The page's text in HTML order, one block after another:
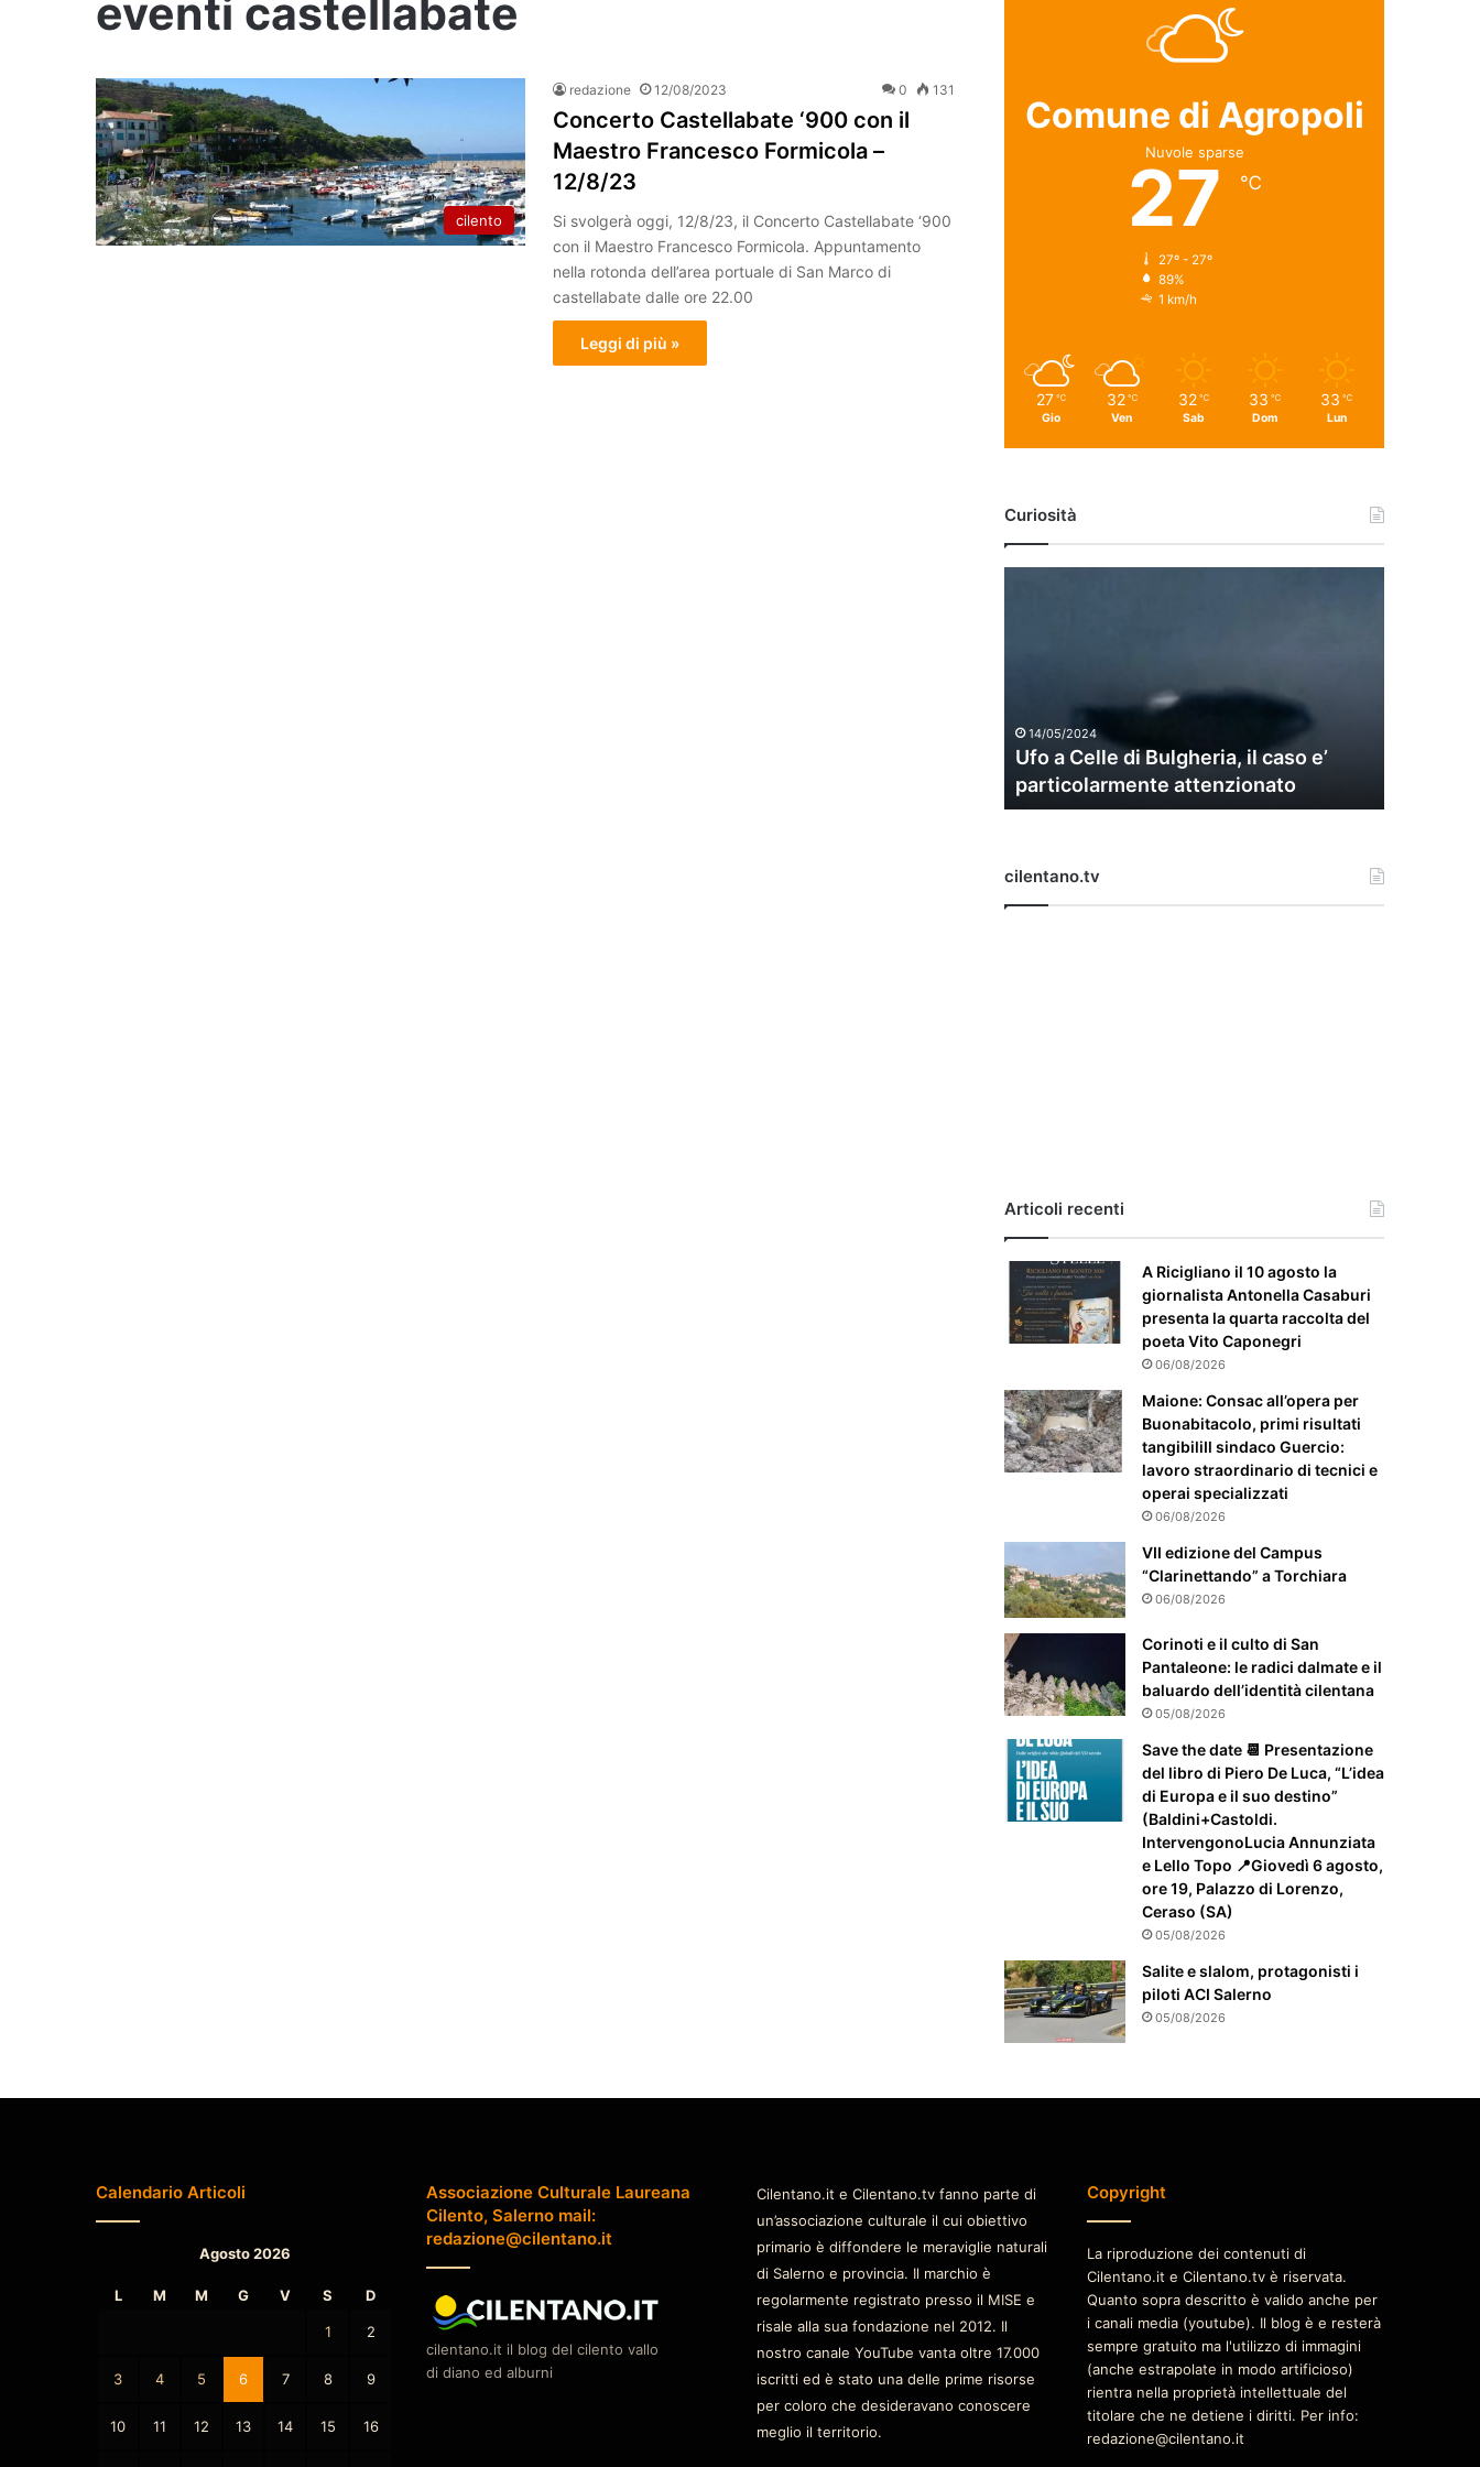
eventi castellabate
cilento
redazione 12/08/2023 0 131
Concerto Castellabate ‘900 con il
Maestro Francesco Formicola –
12/8/23
Si svolgerà oggi, 12/8/23, il Concerto Castellabate ‘900
con il Maestro Francesco Formicola. Appuntamento
nella rotonda dell’area portuale di San Marco di
castellabate dalle ore 22.00
Leggi di più »
Comune di Agropoli
Nuvole sparse
27 ℃
27º - 27º
89%
1 km/h
27 ℃
Gio
32 ℃
Ven
32 ℃
Sab
33 ℃
Dom
33 ℃
Lun
Curiosità
i
l
g
e
t
o
l
a
r
e
a
t
t
e
n
z
t
14/05/2024
Ufo a Celle di Bulgheria, il caso e’
particolarmente attenzionato
cilentano.tv
Articoli recenti
A Ricigliano il 10 agosto la
giornalista Antonella Casaburi
presenta la quarta raccolta del
poeta Vito Caponegri
06/08/2026
Maione: Consac all’opera per
Buonabitacolo, primi risultati
tangibiliIl sindaco Guercio:
lavoro straordinario di tecnici e
operai specializzati
06/08/2026
VII edizione del Campus
“Clarinettando” a Torchiara
06/08/2026
Corinoti e il culto di San
Pantaleone: le radici dalmate e il
baluardo dell’identità cilentana
05/08/2026
Save the date 📆 Presentazione
del libro di Piero De Luca, “L’idea
di Europa e il suo destino”
(Baldini+Castoldi.
IntervengonoLucia Annunziata
e Lello Topo 📍Giovedì 6 agosto,
ore 19, Palazzo di Lorenzo,
Ceraso (SA)
05/08/2026
Salite e slalom, protagonisti i
piloti ACI Salerno
05/08/2026
Calendario Articoli
Agosto 2026
L M M G V S D
1 2
3 4 5 6 7 8 9
10 11 12 13 14 15 16
Associazione Culturale Laureana
Cilento, Salerno mail:
redazione@cilentano.it
cilentano.it il blog del cilento vallo
di diano ed alburni
Cilentano.it e Cilentano.tv fanno parte di
un’associazione culturale il cui obiettivo
primario è diffondere le meraviglie naturali
di Salerno e provincia. Il marchio è
regolarmente registrato presso il MISE e
risale alla sua fondazione nel 2012. Il
nostro canale YouTube vanta oltre 17.000
iscritti ed è stato una delle prime risorse
per coloro che desideravano conoscere
meglio il territorio.
Copyright
La riproduzione dei contenuti di
Cilentano.it e Cilentano.tv è riservata.
Quanto sopra descritto è valido anche per
i canali media (youtube). Il blog è e resterà
sempre gratuito ma l'utilizzo di immagini
(anche estrapolate in modo artificioso)
rientra nella proprietà intellettuale del
titolare che ne detiene i diritti. Per info:
redazione@cilentano.it